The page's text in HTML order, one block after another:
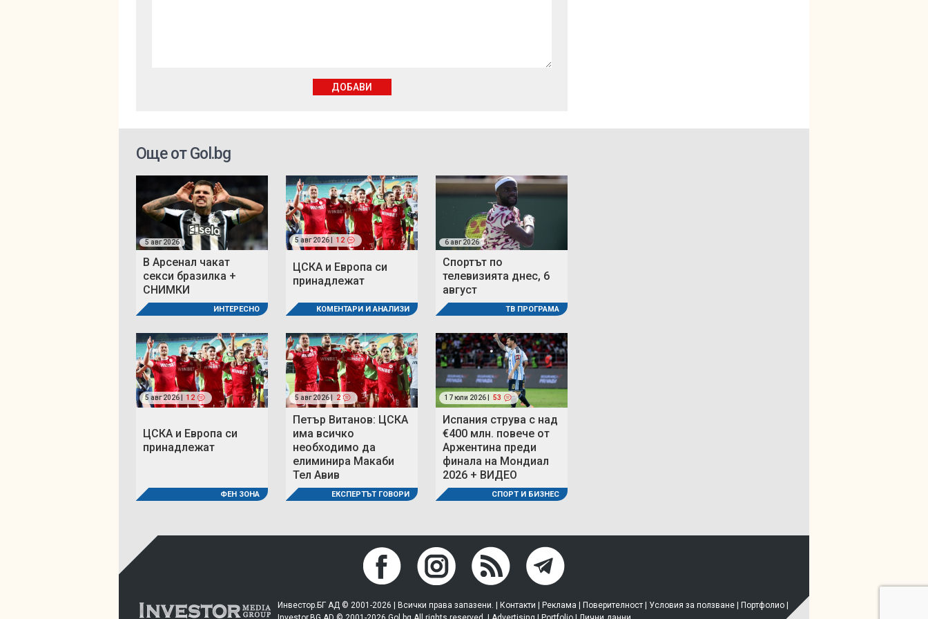
ДОБАВИ
Още от Gol.bg
5 авг 2026
В Арсенал чакат
секси бразилка +
СНИМКИ
ИНТЕРЕСНО
5 авг 2026 | 12
ЦСКА и Европа си
принадлежат
КОМЕНТАРИ И АНАЛИЗИ
6 авг 2026
Спортът по
телевизията днес, 6
август
ТВ ПРОГРАМА
5 авг 2026 | 12
ЦСКА и Европа си
принадлежат
ФЕН ЗОНА
5 авг 2026 | 2
Петър Витанов: ЦСКА
има всичко
необходимо да
елиминира Макаби
Тел Авив
ЕКСПЕРТЪТ ГОВОРИ
17 юли 2026 | 53
Испания струва с над
€400 млн. повече от
Аржентина преди
финала на Мондиал
2026 + ВИДЕО
СПОРТ И БИЗНЕС
Инвестор.БГ АД © 2001-2026 | Всички права запазени. | Контакти Реклама Поверителност Условия за ползване Портфолио